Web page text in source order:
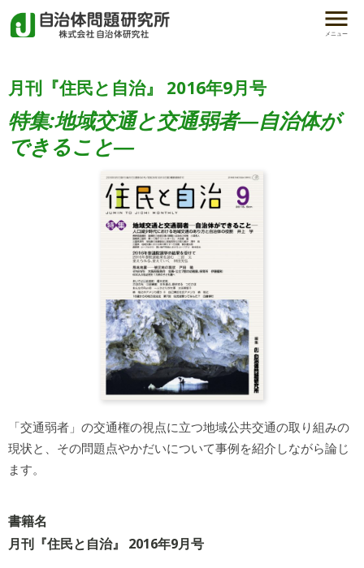
メニュー
月刊『住民と自治』 2016年9月号
特集:地域交通と交通弱者―自治体が
できること―
「交通弱者」の交通権の視点に立つ地域公共交通の取り組みの
現状と、その問題点やかだいについて事例を紹介しながら論じ
ます。
書籍名
月刊『住民と自治』 2016年9月号